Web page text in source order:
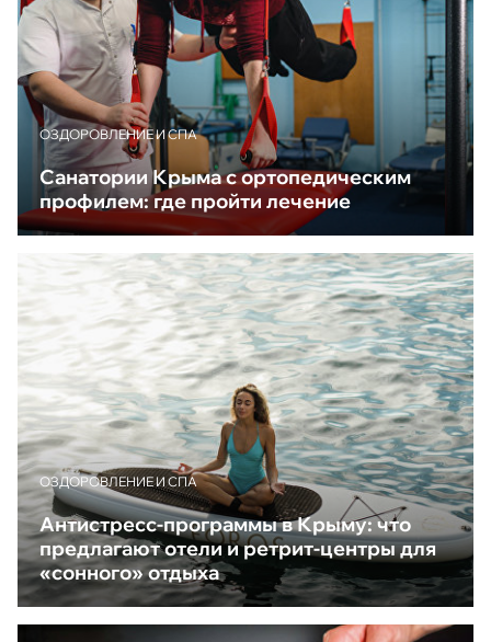
ОЗДОРОВЛЕНИЕ И СПА
Санатории Крыма с ортопедическим
профилем: где пройти лечение
ОЗДОРОВЛЕНИЕ И СПА
Антистресс-программы в Крыму: что
предлагают отели и ретрит-центры для
«сонного» отдыха